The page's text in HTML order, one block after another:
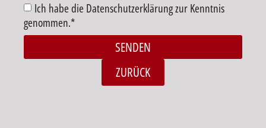
Ich habe die Datenschutzerklärung zur Kenntnis
genommen.*
SENDEN
ZURÜCK